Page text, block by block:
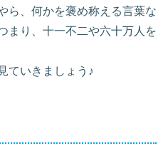
ら、何かを褒め称える言葉な
まり、十一不二や六十万人を
ていきましょう♪